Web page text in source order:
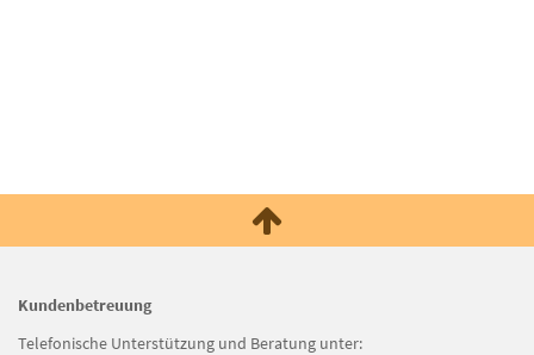
Kundenbetreuung
Telefonische Unterstützung und Beratung unter: